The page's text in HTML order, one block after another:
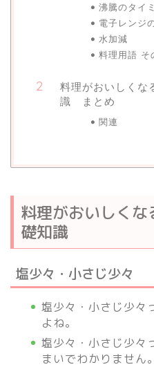
沸騰のタイ
電子レンジ
水加減
料理用語 そ
料理がおいしくな
識 まとめ
関連
料理がおいしく
礎知識
塩少々・小さじ少々
塩少々・小さじ少々
よね。
塩少々・小さじ少々
まいでわかりません。